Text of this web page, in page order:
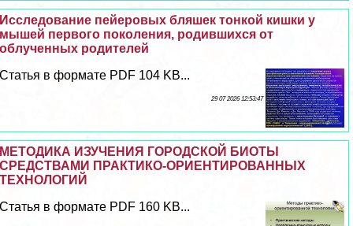
Исследование пейеровых бляшек тонкой кишки у
мышей первого поколения, родившихся от
облученных родителей
Статья в формате PDF 104 KB...
29 07 2026 12:53:47
МЕТОДИКА ИЗУЧЕНИЯ ГОРОДСКОЙ БИОТЫ
СРЕДСТВАМИ ПРАКТИКО-ОРИЕНТИРОВАННЫХ
ТЕХНОЛОГИЙ
Статья в формате PDF 160 KB...